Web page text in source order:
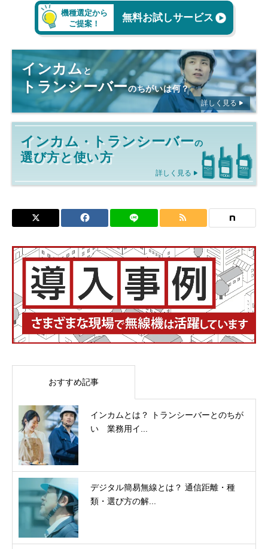
機種選定から
ご提案！
無料お試しサービス
インカムと
トランシーバーのちがいは何？
詳しく見る
インカム ・ トランシーバーの
選び方と使い方
詳しく見る
おすすめ記事
インカムとは？ トランシーバーとのちが
い 業務用イ...
デジタル簡易無線とは？ 通信距離・種
類・選び方の解...